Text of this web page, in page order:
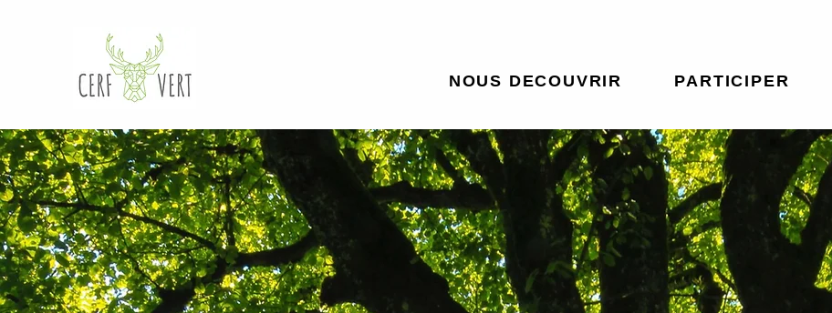
NOUS DECOUVRIR PARTICIPER